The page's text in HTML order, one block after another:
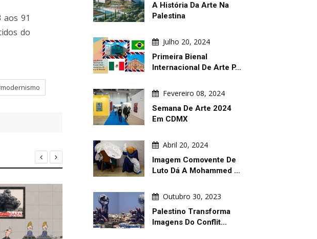
91
do
ARTE DIÁRIA
A História Da Arte Na
Palestina
Julho 20, 2024
Primeira Bienal
Internacional De Arte P…
Fevereiro 08, 2024
Semana De Arte 2024
Em CDMX
Abril 20, 2024
Imagem Comovente De
Luto Dá A Mohammed …
Outubro 30, 2023
Palestino Transforma
Imagens Do Conflit…